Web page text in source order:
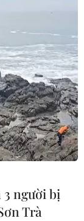
người bị
Trà